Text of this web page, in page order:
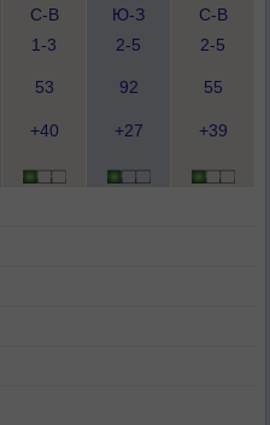
С-В
1-3
Ю-З
2-5
С-В
2-5
53 92 55
+40 +27 +39